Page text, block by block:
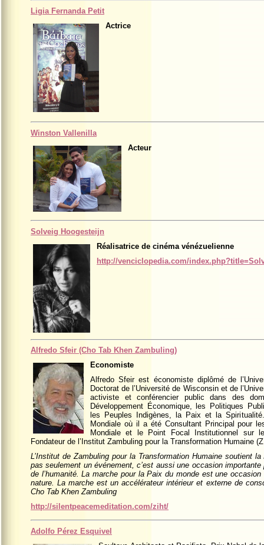
Ligia Fernanda Petit
Actrice
Winston Vallenilla
Acteur
Solveig Hoogesteijn
Réalisatrice de cinéma vénézuelienne
http://venciclopedia.com/
Alfredo Sfeir (Cho Tab Khen Zambuling)
Economiste
Alfredo Sfeir est économiste diplômé de
Doctorat de l’Université de Wisconsin et de
activiste et conférencier public dans des
Développement Économique, les Politiques
les Peuples Indigènes, la Paix et la
Mondiale où il a été Consultant Principal pour
Mondiale et le Point Focal Institutionnel sur
Fondateur de l’Institut Zambuling pour la Transformation Humaine
L’Institut de Zambuling pour la Transformation Humaine soutient
pas seulement un événement, c’est aussi une occasion
de l’humanité. La marche pour la Paix du monde est une
nature. La marche est un accélérateur intérieur et externe de
Cho Tab Khen Zambuling
http://silentpeacemeditation.com/ziht/
Adolfo Pérez Esquivel